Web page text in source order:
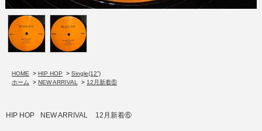
HOME > HIP HOP > Single(12”)
ホーム
> NEW ARRIVAL > 12月新着⑥
HIP HOP NEW ARRIVAL 12月新着⑥